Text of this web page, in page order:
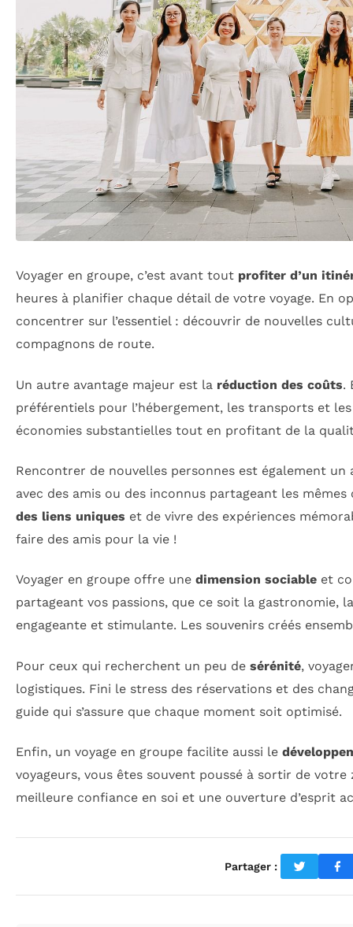
Voyager en groupe, c’est avant tout profiter d’un
heures à planifier chaque détail de votre voyage. En
concentrer sur l’essentiel : découvrir de nouvelles
compagnons de route.
Un autre avantage majeur est la réduction des coûts.
préférentiels pour l’hébergement, les transports et
économies substantielles tout en profitant de la
Rencontrer de nouvelles personnes est également
avec des amis ou des inconnus partageant les
des liens uniques et de vivre des expériences
faire des amis pour la vie !
Voyager en groupe offre une dimension sociable et
partageant vos passions, que ce soit la gastronomie,
engageante et stimulante. Les souvenirs créés
Pour ceux qui recherchent un peu de sérénité,
logistiques. Fini le stress des réservations et des
guide qui s’assure que chaque moment soit optimisé.
Enfin, un voyage en groupe facilite aussi le
voyageurs, vous êtes souvent poussé à sortir de
meilleure confiance en soi et une ouverture d’esprit
Partager :